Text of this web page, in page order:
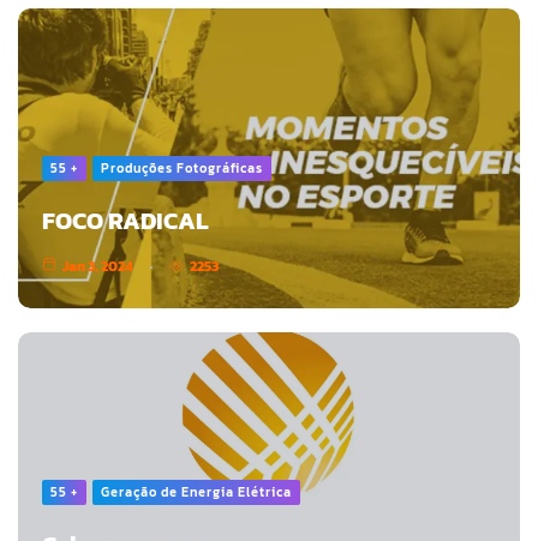
55 + Produções Fotográficas
FOCO RADICAL
Jan 3, 2024 2253
55 + Geração de Energia Elétrica